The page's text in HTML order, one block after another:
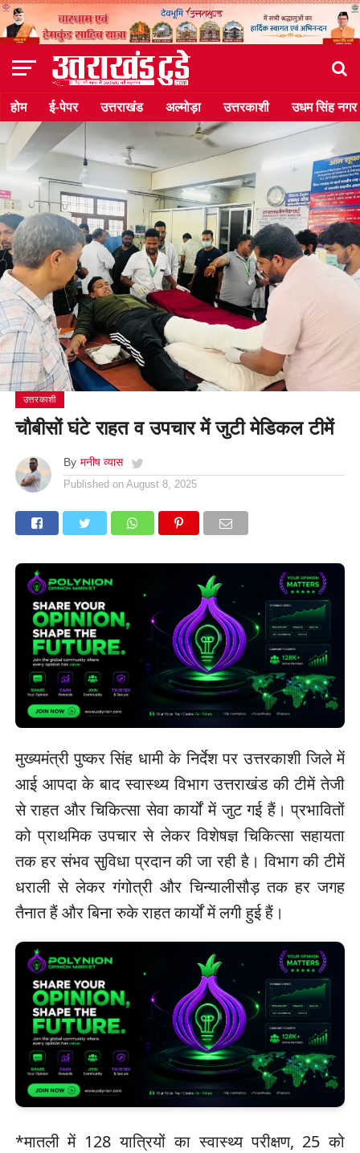
होम ई-पेपर उत्तराखंड अल्मोड़ा उत्तरकाशी उधम सिंह नगर
उत्तरकाशी
चौबीसों घंटे राहत व उपचार में जुटी मेडिकल टीमें
By मनीष व्यास
Published on August 8, 2025
मुख्यमंत्री पुष्कर सिंह धामी के निर्देश पर उत्तरकाशी जिले में
आई आपदा के बाद स्वास्थ्य विभाग उत्तराखंड की टीमें तेजी
से राहत और चिकित्सा सेवा कार्यों में जुट गई हैं। प्रभावितों
को प्राथमिक उपचार से लेकर विशेषज्ञ चिकित्सा सहायता
तक हर संभव सुविधा प्रदान की जा रही है। विभाग की टीमें
धराली से लेकर गंगोत्री और चिन्यालीसौड़ तक हर जगह
तैनात हैं और बिना रुके राहत कार्यों में लगी हुई हैं।
*मातली में 128 यात्रियों का स्वास्थ्य परीक्षण, 25 को